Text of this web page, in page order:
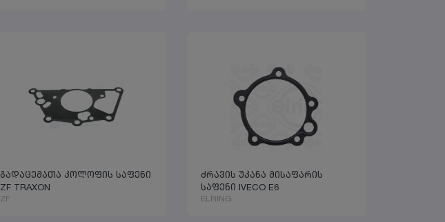
გადაცემათა კოლოფის საფენი
ZF TRAXON
ZF
ძრავის უკანა მისაფარის
საფენი IVECO E6
ELRING